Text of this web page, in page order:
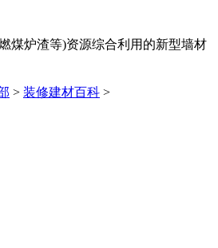
煤炉渣等)资源综合利用的新型墙材
> 装修建材百科 >